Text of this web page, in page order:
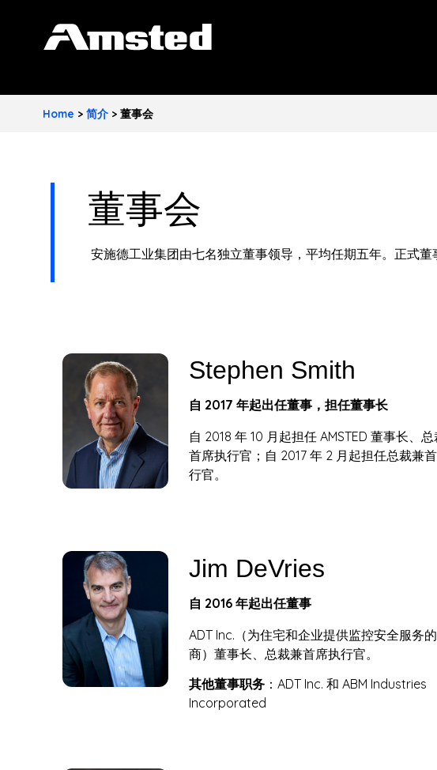
A
S
D
Home > 简介> 董事会
董事会
安施德工业集团由七名独立董事领导，平均任期五年。正式董
Stephen Smith
自 2017 年起出任董事，担任董事长
自 2018 年 10 月起担任 AMSTED 董事长、
首席执行官；自 2017 年 2 月起担任总裁兼
行官。
Jim DeVries
自 2016 年起出任董事
ADT Inc.（为住宅和企业提供监控安全服务
商）董事长、总裁兼首席执行官。
其他董事职务：ADT Inc. 和 ABM Industries
Incorporated